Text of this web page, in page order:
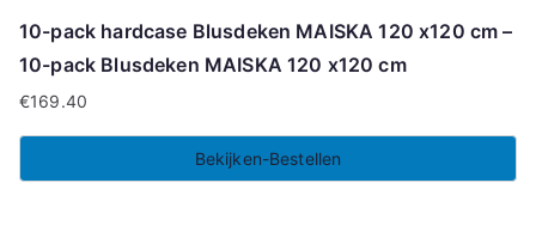
10-pack hardcase Blusdeken MAISKA 120 x120 cm –
10-pack Blusdeken MAISKA 120 x120 cm
€169.40
Bekijken-Bestellen